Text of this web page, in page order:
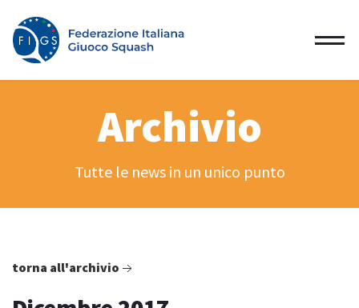
Archivio
Tutte le news in un unico punto
torna all'archivio